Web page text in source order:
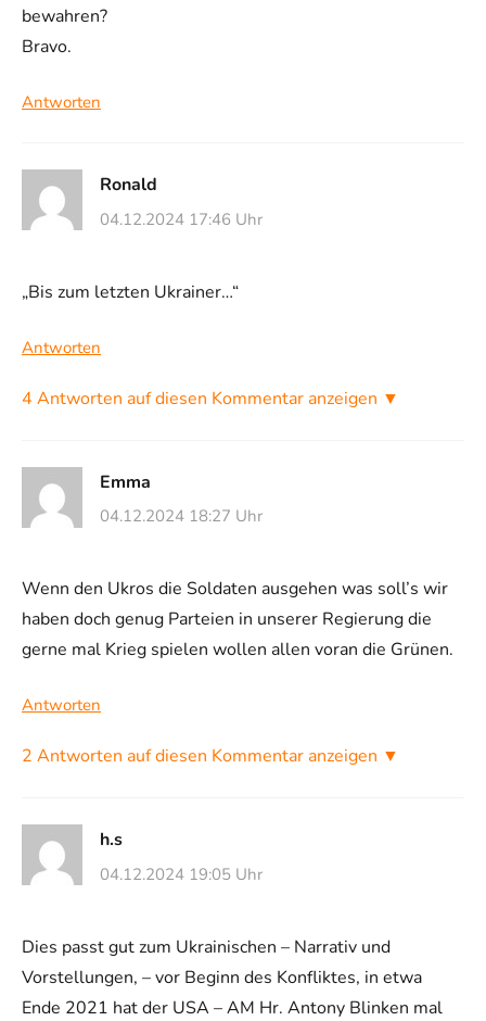
bewahren?
Bravo.
Antworten
Ronald
04.12.2024 17:46 Uhr
„Bis zum letzten Ukrainer…“
Antworten
4 Antworten auf diesen Kommentar anzeigen ▼
Emma
04.12.2024 18:27 Uhr
Wenn den Ukros die Soldaten ausgehen was soll’s wir
haben doch genug Parteien in unserer Regierung die
gerne mal Krieg spielen wollen allen voran die Grünen.
Antworten
2 Antworten auf diesen Kommentar anzeigen ▼
h.s
04.12.2024 19:05 Uhr
Dies passt gut zum Ukrainischen – Narrativ und
Vorstellungen, – vor Beginn des Konfliktes, in etwa
Ende 2021 hat der USA – AM Hr. Antony Blinken mal